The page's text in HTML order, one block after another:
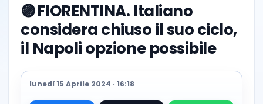
🟣FIORENTINA. Italiano
considera chiuso il suo ciclo,
il Napoli opzione possibile
lunedì 15 Aprile 2024 · 16:18